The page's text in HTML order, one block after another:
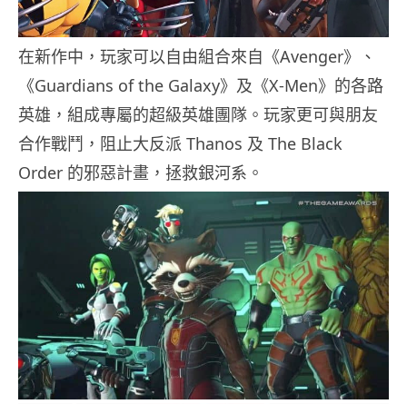
在新作中，玩家可以自由組合來自《Avenger》、
《Guardians of the Galaxy》及《X-Men》的各路
英雄，組成專屬的超級英雄團隊。玩家更可與朋友
合作戰鬥，阻止大反派 Thanos 及 The Black
Order 的邪惡計畫，拯救銀河系。